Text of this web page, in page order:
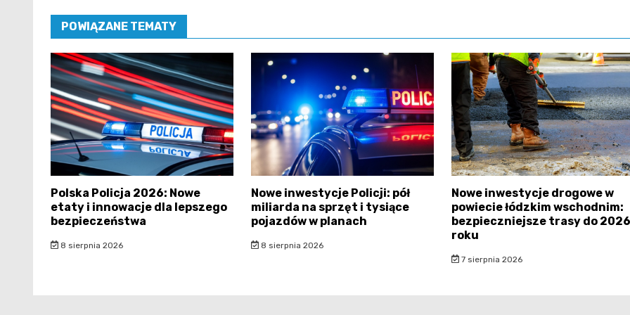
POWIĄZANE TEMATY
Polska Policja 2026: Nowe
etaty i innowacje dla lepszego
bezpieczeństwa
8 sierpnia 2026
Nowe inwestycje Policji: pół
miliarda na sprzęt i tysiące
pojazdów w planach
8 sierpnia 2026
Nowe inwestycje drogowe w
powiecie łódzkim wschodnim:
bezpieczniejsze trasy do 2026
roku
7 sierpnia 2026